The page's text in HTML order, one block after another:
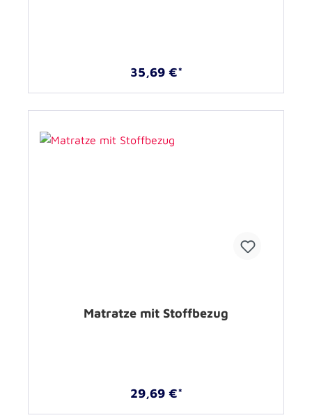
35,69 €*
Matratze mit Stoffbezug
29,69 €*